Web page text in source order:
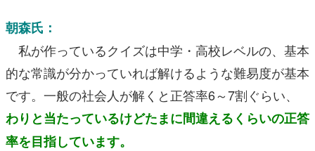
朝森氏：
私が作っているクイズは中学・高校レベルの、基本
的な常識が分かっていれば解けるような難易度が基本
です。一般の社会人が解くと正答率6～7割ぐらい、
わりと当たっているけどたまに間違えるくらいの正答
率を目指しています。